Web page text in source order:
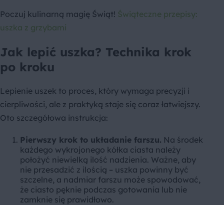
Poczuj kulinarną magię Świąt! Świąteczne przepisy:
uszka z grzybami
Jak lepić uszka? Technika krok
po kroku
Lepienie uszek to proces, który wymaga precyzji i
cierpliwości, ale z praktyką staje się coraz łatwiejszy.
Oto szczegółowa instrukcja:
Pierwszy krok to układanie farszu. Na środek
każdego wykrojonego kółka ciasta należy
położyć niewielką ilość nadzienia. Ważne, aby
nie przesadzić z ilością – uszka powinny być
szczelne, a nadmiar farszu może spowodować,
że ciasto pęknie podczas gotowania lub nie
zamknie się prawidłowo.